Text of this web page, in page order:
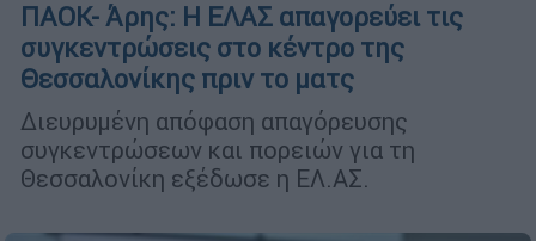
ΠΑΟΚ- Άρης: Η ΕΛΑΣ απαγορεύει τις
συγκεντρώσεις στο κέντρο της
Θεσσαλονίκης πριν το ματς
Διευρυμένη απόφαση απαγόρευσης
συγκεντρώσεων και πορειών για τη
Θεσσαλονίκη εξέδωσε η ΕΛ.ΑΣ.